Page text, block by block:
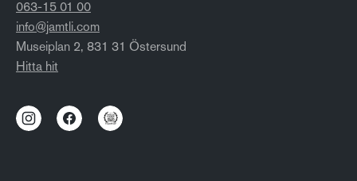
063-15 01 00
info@jamtli.com
Museiplan 2, 831 31 Östersund
Hitta hit